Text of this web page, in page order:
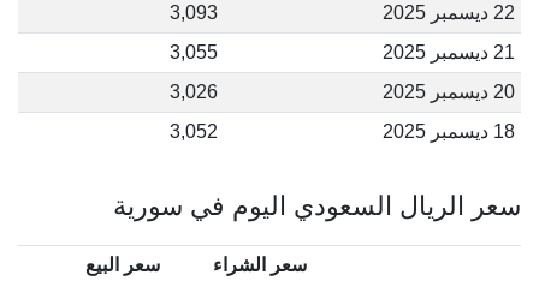
22 ديسمبر 2025
3,093
21 ديسمبر 2025
3,055
20 ديسمبر 2025
3,026
18 ديسمبر 2025
3,052
سعر الريال السعودي اليوم في سورية
سعر الشراء
سعر البيع